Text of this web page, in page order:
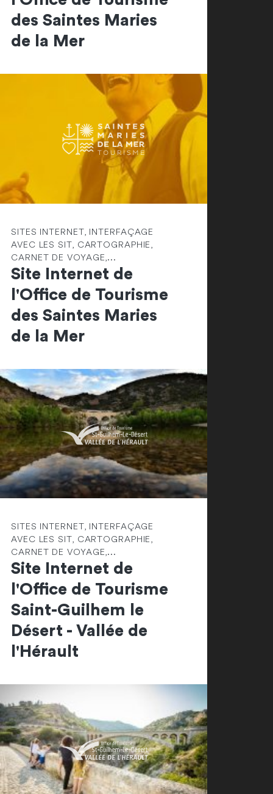
des Saintes Maries
de la Mer
SITES INTERNET, INTERFAÇAGE
AVEC LES SIT, CARTOGRAPHIE,
CARNET DE VOYAGE,...
Site Internet de
l'Office de Tourisme
des Saintes Maries
de la Mer
SITES INTERNET, INTERFAÇAGE
AVEC LES SIT, CARTOGRAPHIE,
CARNET DE VOYAGE,...
Site Internet de
l'Office de Tourisme
Saint-Guilhem le
Désert - Vallée de
l'Hérault